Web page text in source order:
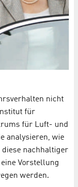
nicht
für
für Luft- und
analysieren, wie
nachhaltiger
Vorstellung
werden.